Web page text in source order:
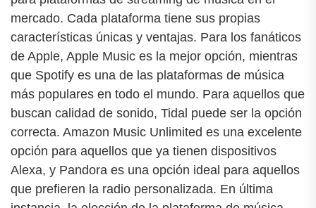
mercado. Cada plataforma tiene sus propias
características únicas y ventajas. Para los fanáticos
de Apple, Apple Music es la mejor opción, mientras
que Spotify es una de las plataformas de música
más populares en todo el mundo. Para aquellos que
buscan calidad de sonido, Tidal puede ser la opción
correcta. Amazon Music Unlimited es una excelente
opción para aquellos que ya tienen dispositivos
Alexa, y Pandora es una opción ideal para aquellos
que prefieren la radio personalizada. En última